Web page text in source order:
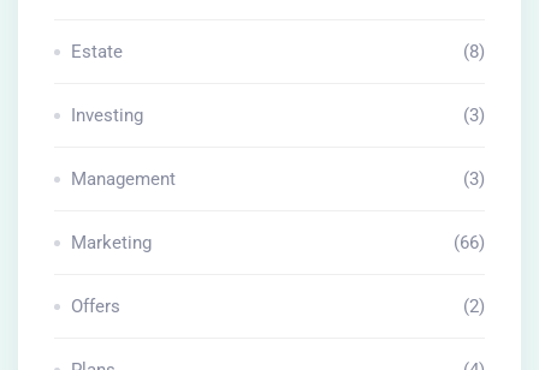
Estate (8)
Investing (3)
Management (3)
Marketing (66)
Offers (2)